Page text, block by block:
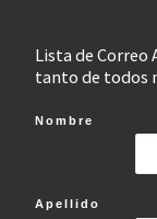
Lista de Correo
tanto de todos
Nombre
Apellido